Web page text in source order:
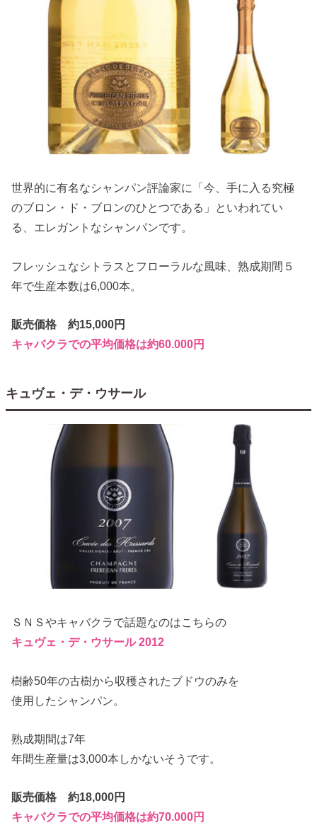
世界的に有名なシャンパン評論家に「今、手に入る究極
のブロン・ド・ブロンのひとつである」といわれてい
る、エレガントなシャンパンです。
フレッシュなシトラスとフローラルな風味、熟成期間５
年で生産本数は6,000本。
販売価格 約15,000円
キャバクラでの平均価格は約60.000円
キュヴェ・デ・ウサール
ＳＮＳやキャバクラで話題なのはこちらの
キュヴェ・デ・ウサール 2012
樹齢50年の古樹から収穫されたブドウのみを
使用したシャンパン。
熟成期間は7年
年間生産量は3,000本しかないそうです。
販売価格 約18,000円
キャバクラでの平均価格は約70.000円